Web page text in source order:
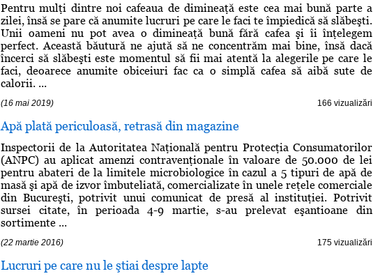
Pentru mulţi dintre noi cafeaua de dimineaţă este cea mai bună parte a
zilei, însă se pare că anumite lucruri pe care le faci te împiedică să slăbeşti.
Unii oameni nu pot avea o dimineaţă bună fără cafea şi îi înţelegem
perfect. Această băutură ne ajută să ne concentrăm mai bine, însă dacă
încerci să slăbeşti este momentul să fii mai atentă la alegerile pe care le
faci, deoarece anumite obiceiuri fac ca o simplă cafea să aibă sute de
calorii. ...
(16 mai 2019) 166 vizualizări
Apă plată periculoasă, retrasă din magazine
Inspectorii de la Autoritatea Naţională pentru Protecţia Consumatorilor
(ANPC) au aplicat amenzi contravenţionale în valoare de 50.000 de lei
pentru abateri de la limitele microbiologice în cazul a 5 tipuri de apă de
masă şi apă de izvor îmbuteliată, comercializate în unele reţele comerciale
din Bucureşti, potrivit unui comunicat de presă al instituţiei. Potrivit
sursei citate, în perioada 4-9 martie, s-au prelevat eşantioane din
sortimente ...
(22 martie 2016) 175 vizualizări
Lucruri pe care nu le ştiai despre lapte